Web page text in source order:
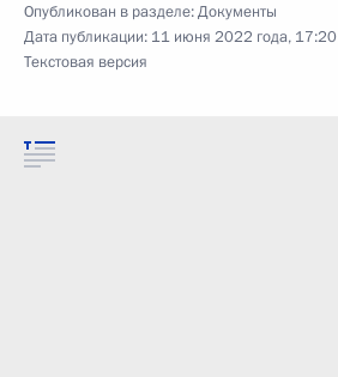
Опубликован в разделе:Документы
Дата публикации: 11 июня 2022 года, 17:20
Текстовая версия